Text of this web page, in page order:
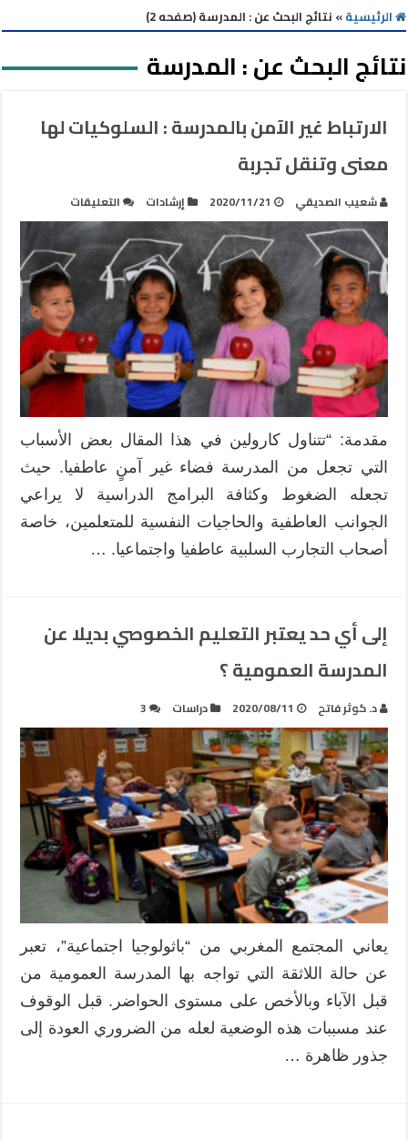
الرئيسية» نتائج البحث عن : المدرسة (صفحه 2)
نتائج البحث عن :المدرسة
الارتباط غير الآمن بالمدرسة : السلوكيات لها
معنى وتنقل تجربة
شعيب الصديقي 2020/11/21 إرشادات التعليقات
الارتباط
غير
الآمن
بالمدرسة
:
السلوكيات
لها
معنى
وتنقل
تجربة
مغلقة
مقدمة: “تتناول كارولين في هذا المقال بعض الأسباب
التي تجعل من المدرسة فضاء غير آمنٍ عاطفيا. حيث
تجعله الضغوط وكثافة البرامج الدراسية لا يراعي
الجوانب العاطفية والحاجيات النفسية للمتعلمين، خاصة
أصحاب التجارب السلبية عاطفيا واجتماعيا. …
إلى أي حد يعتبر التعليم الخصوصي بديلا عن
المدرسة العمومية ؟
د. كوثر فاتح 2020/08/11 دراسات 3
يعاني المجتمع المغربي من “باثولوجيا اجتماعية”، تعبر
عن حالة اللاثقة التي تواجه بها المدرسة العمومية من
قبل الآباء وبالأخص على مستوى الحواضر. قبل الوقوف
عند مسببات هذه الوضعية لعله من الضروري العودة إلى
جذور ظاهرة …